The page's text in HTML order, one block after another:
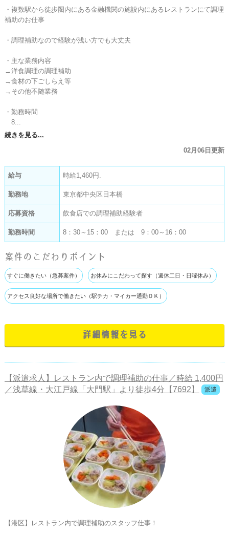
・複数駅から徒歩圏内にある金融機関の施設内にあるレストランにて調理
補助のお仕事
・調理補助なので経験が浅い方でも大丈夫
・主な業務内容
→洋食調理の調理補助
→食材の下ごしらえ等
→その他不随業務
・勤務時間
8...
続きを見る...
02月06日更新
給与 時給1,460円.
勤務地 東京都中央区日本橋
応募資格 飲食店での調理補助経験者
勤務時間 8：30～15：00 または 9：00～16：00
案件のこだわりポイント
すぐに働きたい（急募案件） お休みにこだわって探す（週休二日・日曜休み）
アクセス良好な場所で働きたい（駅チカ・マイカー通勤ＯＫ）
詳細情報を見る
【派遣求人】レストラン内で調理補助の仕事／時給 1,400円
／浅草線・大江戸線「大門駅」より徒歩4分【7692】
派遣
【港区】レストラン内で調理補助のスタッフ仕事！